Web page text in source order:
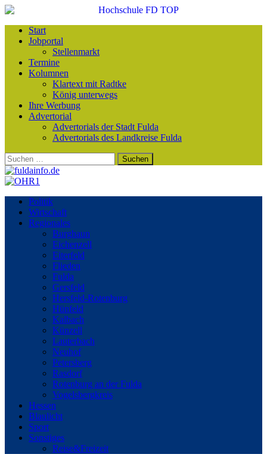
Start
Jobportal
Stellenmarkt
Termine
Kolumnen
Klartext mit Radtke
König unterwegs
Ihre Werbung
Advertorial
Advertorials der Stadt Fulda
Advertorials des Landkreise Fulda
Suchen
nach:
Politik
Wirtschaft
Regionales
Burghaun
Eichenzell
Eiterfeld
Flieden
Fulda
Gersfeld
Hersfeld-Rotenburg
Hünfeld
Kalbach
Künzell
Lauterbach
Neuhof
Petersberg
Rasdorf
Rotenburg an der Fulda
Vogelsbergkreis
Hessen
Blaulicht
Sport
Sonstiges
Reise&Freizeit